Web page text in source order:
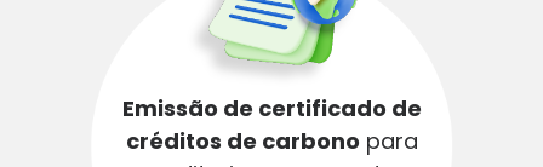
Emissão de certificado de
créditos de carbono para